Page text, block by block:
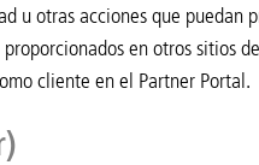
u otras acciones que puedan
en otros sitios
cliente en el Partner Portal.